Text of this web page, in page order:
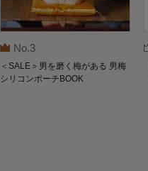
No.3
＜SALE＞男を磨く梅がある 男梅
シリコンポーチBOOK